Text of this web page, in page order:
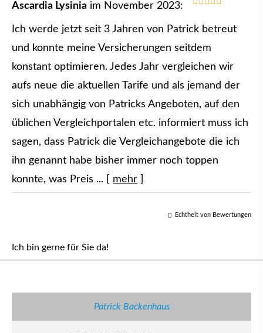
Ascardia Lysinia im November 2023:
Ich werde jetzt seit 3 Jahren von Patrick betreut
und konnte meine Versicherungen seitdem
konstant optimieren. Jedes Jahr ver­gleichen wir
aufs neue die aktuellen Tarife und als jemand der
sich unabhängig von Patricks Angeboten, auf den
üblichen Vergleichportalen etc. informiert muss ich
sagen, dass Patrick die Vergleichangebote die ich
ihn genannt habe bisher immer noch toppen
konnte, was Preis ...
mehr
Echtheit von Bewertungen
Ich bin gerne für Sie da!
Patrick Backenhaus